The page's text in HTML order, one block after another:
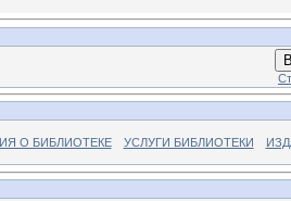
О БИБЛИОТЕКЕ УСЛУГИ БИБЛИОТЕКИ